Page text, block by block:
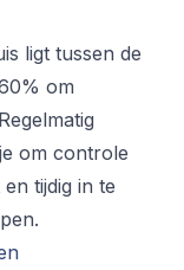
ligt tussen de
om
om controle
tijdig in te